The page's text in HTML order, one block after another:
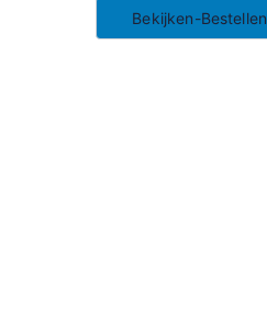
Bekijken-Bestellen